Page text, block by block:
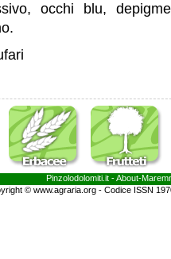
occhi blu,
Pinzolodolomiti.it - About-
© www.agraria.org - Codice ISSN